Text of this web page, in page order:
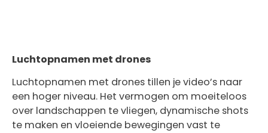
Luchtopnamen met drones
Luchtopnamen met drones tillen je video’s naar
een hoger niveau. Het vermogen om moeiteloos
over landschappen te vliegen, dynamische shots
te maken en vloeiende bewegingen vast te